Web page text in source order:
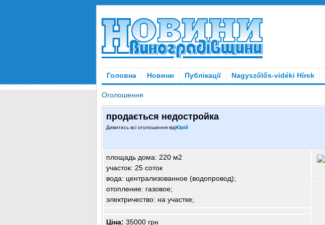
Головна Новини Публікації Nagyszőlős-vidéki Hírek
Оголошення
продається недостройка
Дивитись всі оголошення відЮрій
площадь дома: 220 м2
участок: 25 соток
вода: централизованное (водопровод);
отопление: газовое;
электричество: на участке;
Ціна: 35000 грн